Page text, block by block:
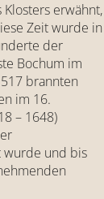
erwähnt,
Zeit wurde in
der
Bochum im
brannten
im 16.
– 1648)
wurde und bis